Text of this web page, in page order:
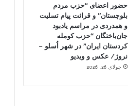
حضور اعضای “حزب مردم
بلوچستان” و قرائت پیام تسلیت
و همدردی در مراسم یادبود
جان‌باختگان “حزب کومله
کردستان ایران” در شهر اُسلو –
نروژ/ عکس و ویدیو
جولای 26, 2026